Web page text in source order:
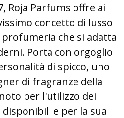
Roja Parfums offre ai
concetto di lusso
che si adatta
Porta con orgoglio
di spicco, uno
di fragranze della
per l'utilizzo dei
e per la sua